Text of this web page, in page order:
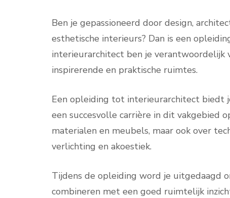
Ben je gepassioneerd door design,
esthetische interieurs? Dan is een
interieurarchitect ben je verantwoordelijk
inspirerende en praktische ruimtes.
Een opleiding tot interieurarchitect biedt
een succesvolle carrière in dit vakgebied
materialen en meubels, maar ook over
verlichting en akoestiek.
Tijdens de opleiding word je uitgedaagd
combineren met een goed ruimtelijk